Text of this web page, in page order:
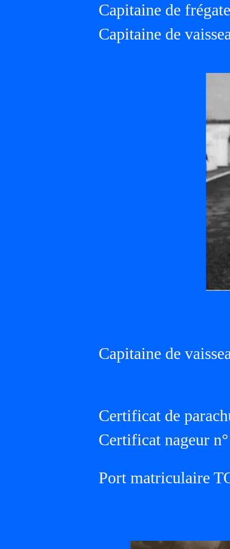
Capitaine de frégate
Capitaine de
Capitaine de
Certificat de
Certificat nageur
Port matriculaire